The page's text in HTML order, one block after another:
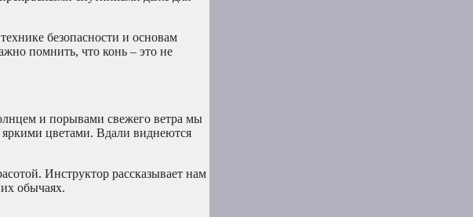
безопасности и основам
помнить, что конь – это не
и порывами свежего ветра мы
яркими цветами. Вдали виднеются
Инструктор рассказывает нам
обычаях.